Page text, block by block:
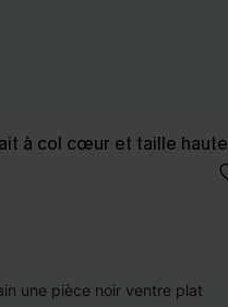
à col cœur et taille haute